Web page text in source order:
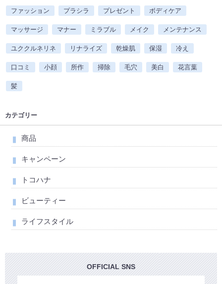
ファッション プラシラ プレゼント ボディケア
マッサージ マナー ミラブル メイク メンテナンス
ユククルネリネ リナライズ 乾燥肌 保湿 冷え
口コミ 小顔 所作 掃除 毛穴 美白 花言葉
髪
カテゴリー
商品
キャンペーン
トコハナ
ビューティー
ライフスタイル
OFFICIAL SNS